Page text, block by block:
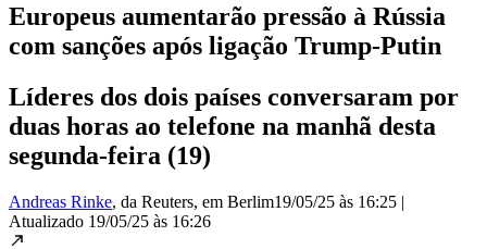
Europeus aumentarão pressão à Rússia
com sanções após ligação Trump-Putin
Líderes dos dois países conversaram por
duas horas ao telefone na manhã desta
segunda-feira (19)
Andreas Rinke, da Reuters, em Berlim19/05/25 às 16:25 |
Atualizado 19/05/25 às 16:26